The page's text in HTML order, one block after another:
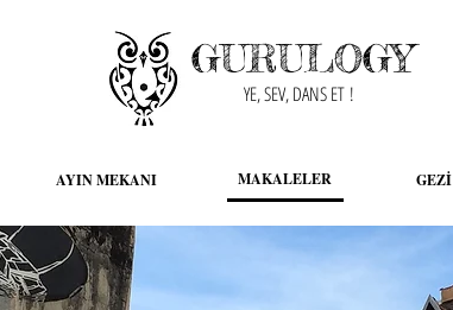
GURULOGY
YE, SEV, DANS ET !
AYIN MEKANI MAKALELER GEZİ